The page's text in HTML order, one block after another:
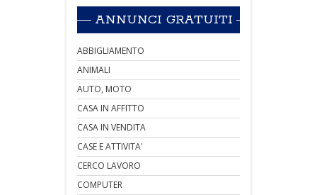
ANNUNCI GRATUITI
ABBIGLIAMENTO
ANIMALI
AUTO, MOTO
CASA IN AFFITTO
CASA IN VENDITA
CASE E ATTIVITA'
CERCO LAVORO
COMPUTER